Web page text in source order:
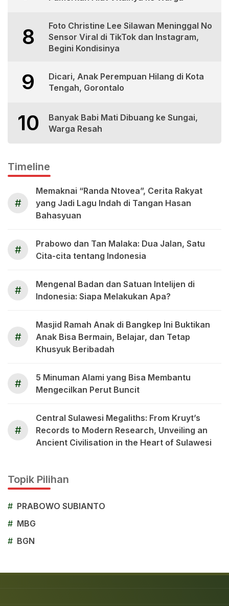
8
Foto Christine Lee Silawan Meninggal No
Sensor Viral di TikTok dan Instagram,
Begini Kondisinya
9
Dicari, Anak Perempuan Hilang di Kota
Tengah, Gorontalo
10
Banyak Babi Mati Dibuang ke Sungai,
Warga Resah
Timeline
#
Memaknai “Randa Ntovea”, Cerita Rakyat
yang Jadi Lagu Indah di Tangan Hasan
Bahasyuan
#
Prabowo dan Tan Malaka: Dua Jalan, Satu
Cita-cita tentang Indonesia
#
Mengenal Badan dan Satuan Intelijen di
Indonesia: Siapa Melakukan Apa?
#
Masjid Ramah Anak di Bangkep Ini Buktikan
Anak Bisa Bermain, Belajar, dan Tetap
Khusyuk Beribadah
#
5 Minuman Alami yang Bisa Membantu
Mengecilkan Perut Buncit
#
Central Sulawesi Megaliths: From Kruyt’s
Records to Modern Research, Unveiling an
Ancient Civilisation in the Heart of Sulawesi
Topik Pilihan
# PRABOWO SUBIANTO
# MBG
# BGN